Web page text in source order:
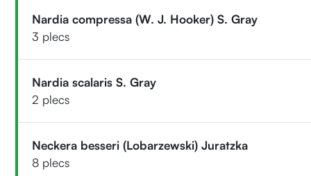
Nardia compressa (W. J. Hooker) S. Gray
3 plecs
Nardia scalaris S. Gray
2 plecs
Neckera besseri (Lobarzewski) Juratzka
8 plecs